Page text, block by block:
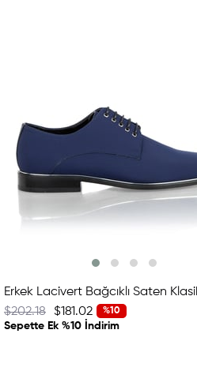
%10
$181.02
$202.18
Sepette Ek %10 İndirim